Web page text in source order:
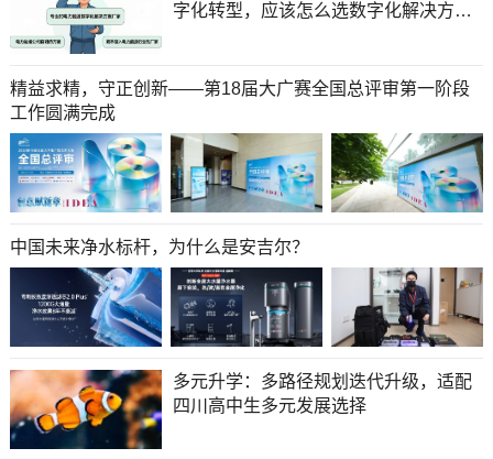
字化转型，应该怎么选数字化解决方案
精益求精，守正创新——第18届大广赛全国总评审第一阶段
工作圆满完成
中国未来净水标杆，为什么是安吉尔？
多元升学：多路径规划迭代升级，适配
四川高中生多元发展选择